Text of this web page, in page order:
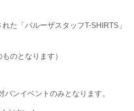
た「パルーザスタッフT-SHIRTS」
のとなります）
ンイベントのみとなります。